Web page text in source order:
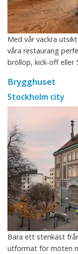
Med vår vackra
våra restaurang
bröllop, kick-off eller
Brygghuset
Stockholm city
Bara ett stenkast
utformat för möten